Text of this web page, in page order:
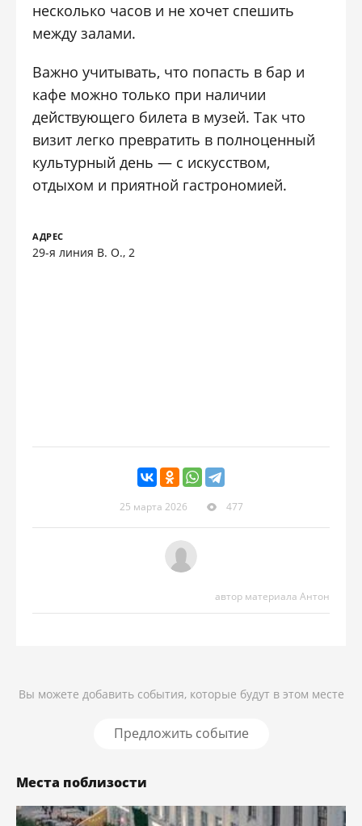
несколько часов и не хочет спешить
между залами.
Важно учитывать, что попасть в бар и
кафе можно только при наличии
действующего билета в музей. Так что
визит легко превратить в полноценный
культурный день — с искусством,
отдыхом и приятной гастрономией.
АДРЕС
29-я линия В. О., 2
25 марта 2026 477
автор материала Антон
Вы можете добавить события, которые будут в этом месте
Предложить событие
Места поблизости